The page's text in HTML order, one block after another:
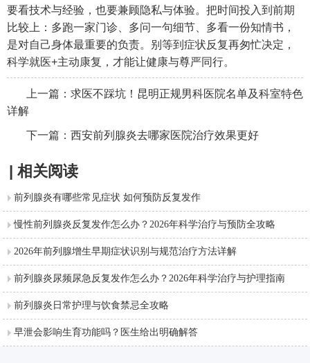
要看技术与经验，也要兼顾隐私与体验。把时间投入到前期
比较上：多跑一家门诊、多问一句细节、多看一份知情书，
是对自己身体最重要的负责。别等到症状反复再匆忙决定，
科学就医+主动康复，才能让健康与尊严同行。
上一篇： 求医不踩坑！昆明正规男科医院名单及科室特色
详解
下一篇： 西安前列腺炎去哪家医院治疗效果更好
| 相关阅读
前列腺炎有哪些常见症状 如何预防反复发作
慢性前列腺炎反复发作怎么办？2026年科学治疗与预防全攻略
2026年前列腺增生早期症状识别与规范治疗方法详解
前列腺炎尿频尿急反复发作怎么办？2026年科学治疗与护理指南
前列腺炎日常护理与饮食禁忌全攻略
早泄会影响生育功能吗？医生给出明确解答